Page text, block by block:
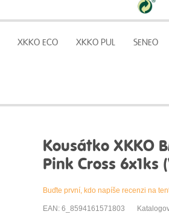
XKKO ECO XKKO PUL SENEO
Kousátko XKKO
Pink Cross 6x1ks
Buďte první, kdo napíše recenzi na
EAN: 6_8594161571803